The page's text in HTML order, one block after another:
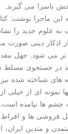
ناسزا می گیرند.
این ماجرا نوشت:
علوم جدید را
اذكار دینی
می شود. جهل
در جستجوی
های شناخته شده
نمونه ای از
چشم ها نیامده
فروشی ها و
و متدین